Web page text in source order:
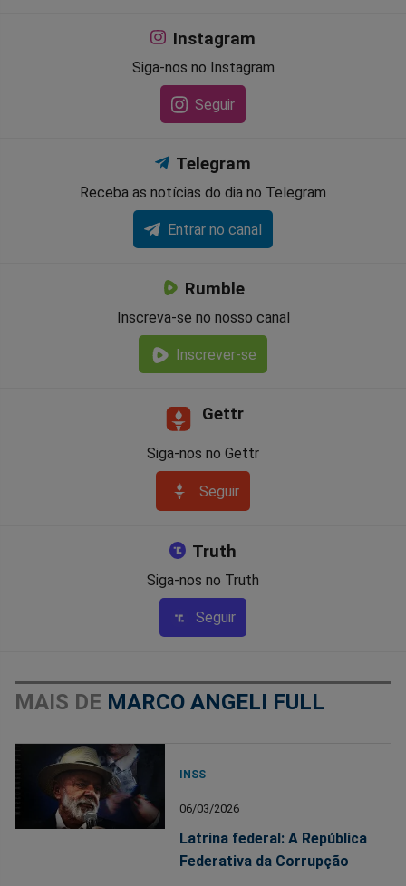
Instagram
Siga-nos no Instagram
Seguir
Telegram
Receba as notícias do dia no Telegram
Entrar no canal
Rumble
Inscreva-se no nosso canal
Inscrever-se
Gettr
Siga-nos no Gettr
Seguir
Truth
Siga-nos no Truth
Seguir
MAIS DE MARCO ANGELI FULL
INSS
06/03/2026
Latrina federal: A República
Federativa da Corrupção